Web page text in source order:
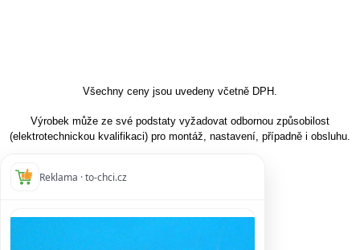
Všechny ceny jsou uvedeny včetně DPH.
Výrobek může ze své podstaty vyžadovat odbornou způsobilost
(elektrotechnickou kvalifikaci) pro montáž, nastavení, případně i obsluhu.
Reklama · to-chci.cz